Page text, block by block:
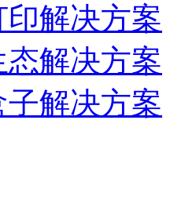
解决方案
解决方案
解决方案